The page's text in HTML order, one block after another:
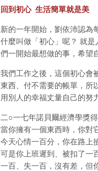
回到初心 生活簡單就是美
新的一年開始，劉依沛認為
什麼叫做「初心」呢？ 就
們一開始最想做的事，希望
我們工作之後，這個初心會
東西、付不需要的帳單，所
用別人的幸福丈量自己的努
二○一七年諾貝爾經濟學獎
當你擁有一個東西時，你對
今天心情一百分，你在路上
可是你上班遲到、被扣了一
一百、失一百，沒有差，但